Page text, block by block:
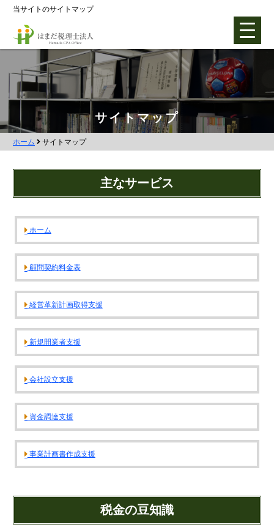
当サイトのサイトマップ
ホーム
各種支援業務
会社設立0円プラン
株式会社設立
合同会社設立
社団法人設立
財団法人設立
NPO法人設立
当事務所に依頼するメリット
経営革新計画取得支援
経営革新計画の内容
計画を立てることで見えてくるもの
承認のメリット
承認要件
当税理士法人のサービス
資金調達支援
金融機関の融資のポイント
サイトマップ
ホーム サイトマップ
主なサービス
ホーム
顧問契約料金表
経営革新計画取得支援
新規開業者支援
会社設立支援
資金調達支援
事業計画書作成支援
税金の豆知識